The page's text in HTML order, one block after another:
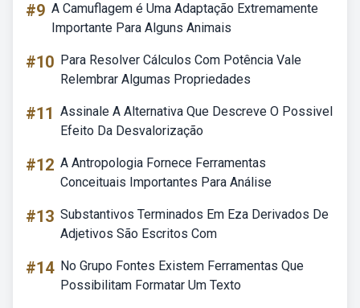
#9 A Camuflagem é Uma Adaptação Extremamente
Importante Para Alguns Animais
#10 Para Resolver Cálculos Com Potência Vale
Relembrar Algumas Propriedades
#11 Assinale A Alternativa Que Descreve O Possivel
Efeito Da Desvalorização
#12 A Antropologia Fornece Ferramentas
Conceituais Importantes Para Análise
#13 Substantivos Terminados Em Eza Derivados De
Adjetivos São Escritos Com
#14 No Grupo Fontes Existem Ferramentas Que
Possibilitam Formatar Um Texto